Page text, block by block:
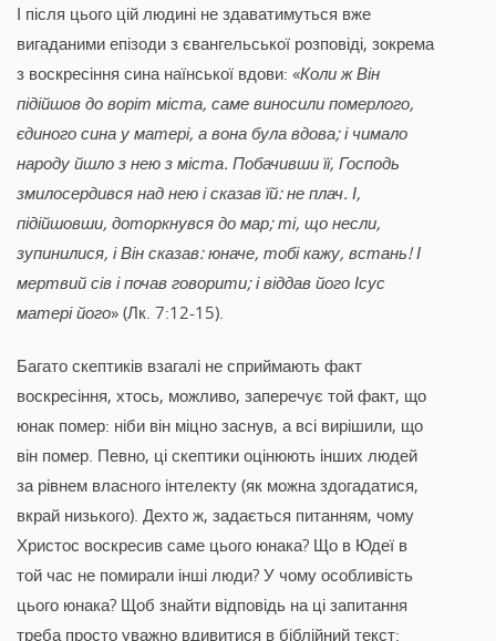
І після цього цій людині не здаватимуться вже
вигаданими епізоди з євангельської розповіді, зокрема
з воскресіння сина наїнської вдови: «Коли ж Він
підійшов до воріт міста, саме виносили померлого,
єдиного сина у матері, а вона була вдова; і чимало
народу йшло з нею з міста. Побачивши її, Господь
змилосердився над нею і сказав їй: не плач. І,
підійшовши, доторкнувся до мар; ті, що несли,
зупинилися, і Він сказав: юначе, тобі кажу, встань! І
мертвий сів і почав говорити; і віддав його Ісус
матері його» (Лк. 7:12-15).
Багато скептиків взагалі не сприймають факт
воскресіння, хтось, можливо, заперечує той факт, що
юнак помер: ніби він міцно заснув, а всі вирішили, що
він помер. Певно, ці скептики оцінюють інших людей
за рівнем власного інтелекту (як можна здогадатися,
вкрай низького). Дехто ж, задається питанням, чому
Христос воскресив саме цього юнака? Що в Юдеї в
той час не помирали інші люди? У чому особливість
цього юнака? Щоб знайти відповідь на ці запитання
треба просто уважно вдивитися в біблійний текст: